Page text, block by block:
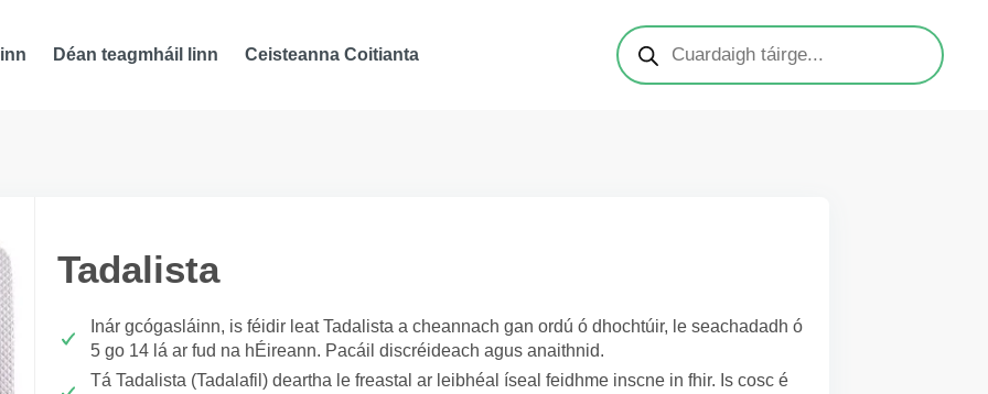
Déan teagmháil linn Ceisteanna Coitianta
Tadalista
Inár gcógasláinn, is féidir leat Tadalista a cheannach gan ordú ó dhochtúir, le seachadadh ó
5 go 14 lá ar fud na hÉireann. Pacáil discréideach agus anaithnid.
Tá Tadalista (Tadalafil) deartha le freastal ar leibhéal íseal feidhme inscne in fhir. Is cosc é